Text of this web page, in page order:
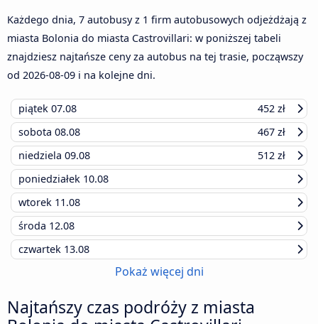
Każdego dnia, 7 autobusy z 1 firm autobusowych odjeżdżają z
miasta Bolonia do miasta Castrovillari: w poniższej tabeli
znajdziesz najtańsze ceny za autobus na tej trasie, począwszy
od 2026-08-09 i na kolejne dni.
piątek 07.08
452 zł
sobota 08.08
467 zł
niedziela 09.08
512 zł
poniedziałek 10.08
wtorek 11.08
środa 12.08
czwartek 13.08
Pokaż więcej dni
Najtańszy czas podróży z miasta